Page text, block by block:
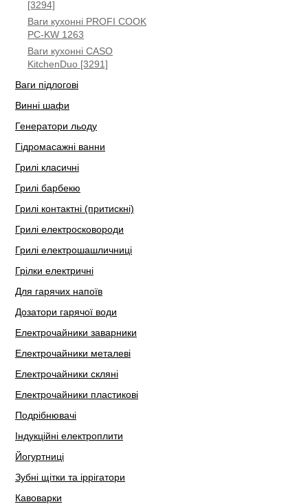
[3294]
Ваги кухонні PROFI COOK
PC-KW 1263
Ваги кухонні CASO
KitchenDuo [3291]
Ваги підлогові
Винні шафи
Генератори льоду
Гідромасажні ванни
Грилі класичні
Грилі барбекю
Грилі контактні (притискні)
Грилі електросковороди
Грилі електрошашличниці
Грілки електричні
Для гарячих напоїв
Дозатори гарячої води
Електрочайники заварники
Електрочайники металеві
Електрочайники скляні
Електрочайники пластикові
Подрібнювачі
Індукційні електроплити
Йогуртниці
Зубні щітки та іррігатори
Кавоварки